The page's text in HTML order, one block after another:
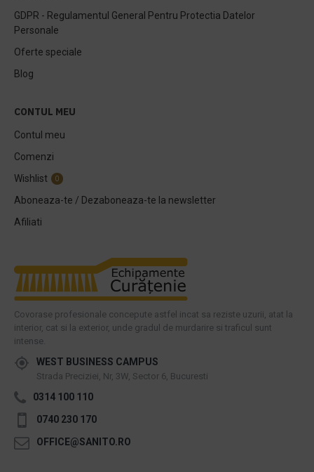
GDPR - Regulamentul General Pentru Protectia Datelor
Personale
Oferte speciale
Blog
CONTUL MEU
Contul meu
Comenzi
Wishlist
0
Aboneaza-te / Dezaboneaza-te la newsletter
Afiliati
Covorase profesionale concepute astfel incat sa reziste uzurii, atat la
interior, cat si la exterior, unde gradul de murdarire si traficul sunt
intense.
WEST BUSINESS CAMPUS
Strada Preciziei, Nr, 3W, Sector 6, Bucuresti
0314 100 110
0740 230 170
OFFICE@SANITO.RO